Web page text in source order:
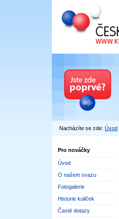
Český
Nacházíte se zde: Úvod
Pro nováčky
Úvod
O našem svazu
Fotogalerie
Historie kuliček
Časté dotazy